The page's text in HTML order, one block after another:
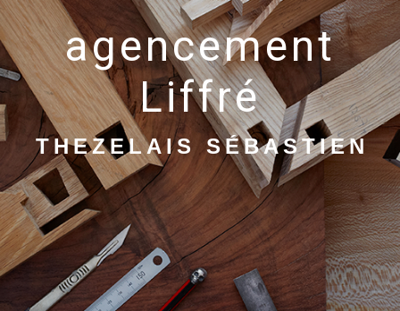
agencement
Liffré
THEZELAIS SÉBASTIEN